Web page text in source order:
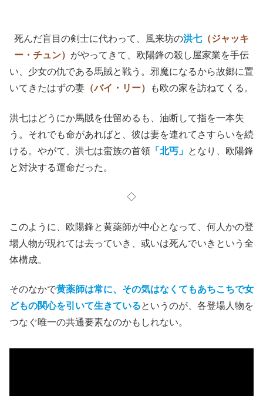
死んだ盲目の剣士に代わって、風来坊の洪七（ジャッキ
ー・チュン） がやってきて、欧陽鋒の殺し屋家業を手伝
い、少女の仇である馬賊と戦う。邪魔になるから故郷に置
いてきたはずの妻 （バイ・リー） も欧の家を訪ねてくる。
洪七はどうにか馬賊を仕留めるも、油断して指を一本失
う。それでも命があればと、彼は妻を連れてさすらいを続
ける。やがて、洪七は蛮族の首領 「北丐」 となり、欧陽鋒
と対決する運命だった。
◇
このように、欧陽鋒と黄薬師が中心となって、何人かの登
場人物が現れては去っていき、或いは死んでいきという全
体構成。
そのなかで黄薬師は常に、その気はなくてもあちこちで女
どもの関心を引いて生きているというのが、各登場人物を
つなぐ唯一の共通要素なのかもしれない。